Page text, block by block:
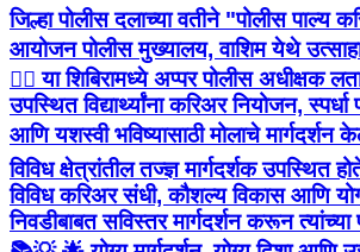
जिल्हा पोलीस दलाच्या वतीने "पोलीस पाल्य
आयोजन पोलीस मुख्यालय, वाशिम येथे
👮‍♀️ या शिबिरामध्ये अप्पर पोलीस अधीक्षक
उपस्थित विद्यार्थ्यांना करिअर नियोजन, स्पर्धा
आणि यशस्वी भविष्यासाठी मोलाचे मार्गदर्शन
विविध क्षेत्रांतील तज्ज्ञ मार्गदर्शक उपस्थित होते.
विविध करिअर संधी, कौशल्य विकास आणि
निवडीबाबत सविस्तर मार्गदर्शन करून